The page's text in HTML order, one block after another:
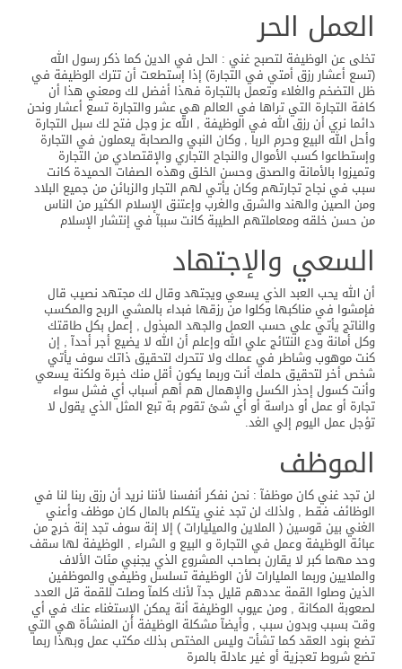
العمل الحر
تخلى عن الوظيفة لتصبح غني : الحل في الدين كما ذكر رسول الله
(تسع أعشار رزق أمتي في التجارة) إذا إستطعت أن تترك الوظيفة في
ظل التضخم والغلاء وتعمل بالتجارة فهذا أفضل لك ومعني هذا أن
كافة التجارة التي تراها في العالم هي عشر والتجارة تسع أعشار ونحن
دائما نري أن رزق الله في الوظيفة , الله عز وجل فتح لك سبل التجارة
وأحل الله البيع وحرم الربا , وكان النبي والصحابة يعملون في التجارة
وإستطاعوا كسب الأموال والنجاح التجاري والإقتصادي من التجارة
وتميزوا بالأمانة والصدق وحسن الخلق وهذه الصفات الحميدة كانت
سبب في نجاح تجارتهم وكان يأتي لهم التجار والزبائن من جميع البلاد
ومن الصين والهند والشرق والغرب وإعتنق الإسلام الكثير من الناس
من حسن خلقه ومعاملتهم الطيبة كانت سببآ في إنتشار الإسلام
السعي والإجتهاد
أن الله يحب العبد الذي يسعي ويجتهد وقال لك مجتهد نصيب قال
فإمشوا في مناكبها وكلوا من رزقها فبداء بالمشي الربح والمكسب
والناتج يأتي علي حسب العمل والجهد المبذول , إعمل بكل طاقتك
وكل أمانة ودع النتائج علي الله وإعلم أن الله لا يضيع أجر أحدآ , إن
كنت موهوب وشاطر في عملك ولا تتحرك لتحقيق ذاتك سوف يأتي
شخص أخر لتحقيق حلمك أنت وربما يكون أقل منك خبرة ولكنة يسعي
وأنت كسول إحذر الكسل والإهمال هم أهم أسباب أي فشل سواء
تجارة أو عمل أو دراسة أو أي شئ تقوم بة تبع المثل الذي يقول لا
تؤجل عمل اليوم إلي الغد.
الموظف
لن تجد غني كان موظفآ : نحن نفكر أنفسنا لأننا نريد أن رزق ربنا لنا في
الوظائف فقط , ولذلك لن تجد غني يتكلم بالمال كان موظف وأعني
الغني بين قوسين ( الملاين والميليارات ) إلا إنة سوف تجد إنة خرج من
عبائة الوظيفة وعمل في التجارة و البيع و الشراء , الوظيفة لها سقف
وحد مهما كبر لا يقارن بصاحب المشروع الذي يجنبي مئات الألاف
والملايين وربما المليارات لأن الوظيفة تسلسل وظيفي والموظفين
الذين وصلوا القمة عددهم قليل جدآ لأنك كلمآ وصلت للقمة قل العدد
لصعوبة المكانة , ومن عيوب الوظيفة أنة يمكن الإستغناء عنك في أي
وقت بسبب وبدون سبب , وأيضآ مشكلة الوظيفة أن المنشأة هي التي
تضع بنود العقد كما تشأت وليس المختص بذلك مكتب عمل وبهذا ربما
تضع شروط تعجزية أو غير عادلة بالمرة